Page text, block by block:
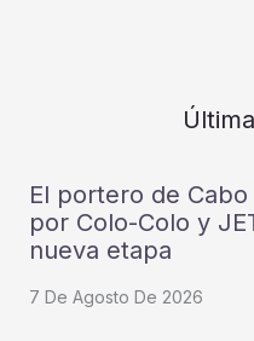
El portero de
por Colo-Colo y
nueva etapa
7 De Agosto De 2026